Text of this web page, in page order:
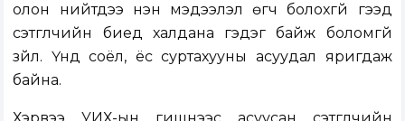
олон нийтдээ үнэн мэдээлэл өгч болохгүй гээд
сэтгүүлчийн биед халдана гэдэг байж боломгүй
зүйл. Үүнд соёл, ёс суртахууны асуудал яригдаж
байна.